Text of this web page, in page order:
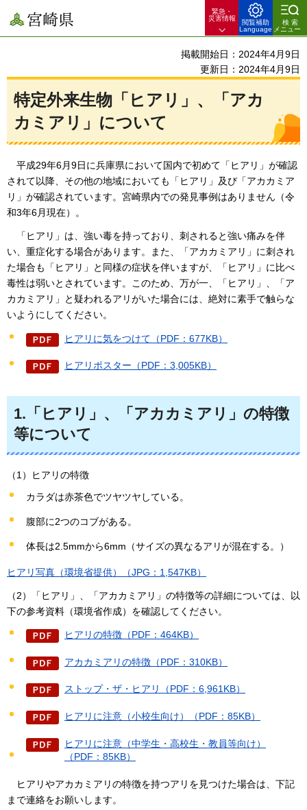
宮崎県
緊急・
災害情報
閲覧補助
Language
検索
メニュー
掲載開始日：2024年4月9日
更新日：2024年4月9日
特定外来生物「ヒアリ」、「アカ
カミアリ」について
平成29年6月9日に兵庫県において国内で初めて「ヒアリ」が確認
されて以降、その他の地域においても「ヒアリ」及び「アカカミア
リ」が確認されています。宮崎県内での発見事例はありません（令
和3年6月現在）。
「ヒアリ」は、強い毒を持っており、刺されると強い痛みを伴
い、重症化する場合があります。また、「アカカミアリ」に刺され
た場合も「 ヒアリ」と同様の症状を伴いますが、「ヒアリ」に比べ
毒性は弱いとされています。このため、万が一、「ヒアリ」、「ア
カカミアリ」と疑われるアリがいた場合には、絶対に素手で触らな
いようにしてください。
ヒアリに気をつけて（PDF：677KB）
ヒアリポスター（PDF：3,005KB）
1.「ヒアリ」、「アカカミアリ」の特徴
等について
（1）ヒアリの特徴
カラダは赤茶色でツヤツヤしている。
腹部に2つのコブがある。
体長は2.5mmから6mm（サイズの異なるアリが混在する。）
ヒアリ写真（環境省提供）（JPG：1,547KB）
（2）「ヒアリ」、「アカカミアリ」の特徴等の詳細については、以
下の参考資料（環境省作成）を確認してください。
ヒアリの特徴（PDF：464KB）
アカカミアリの特徴（PDF：310KB）
ストップ・ザ・ヒアリ（PDF：6,961KB）
ヒアリに注意（小校生向け）（PDF：85KB）
ヒアリに注意（中学生・高校生・教員等向け）
（PDF：85KB）
ヒアリやアカカミアリの特徴を持つアリを見つけた場合は、下記
まで連絡をお願いします。